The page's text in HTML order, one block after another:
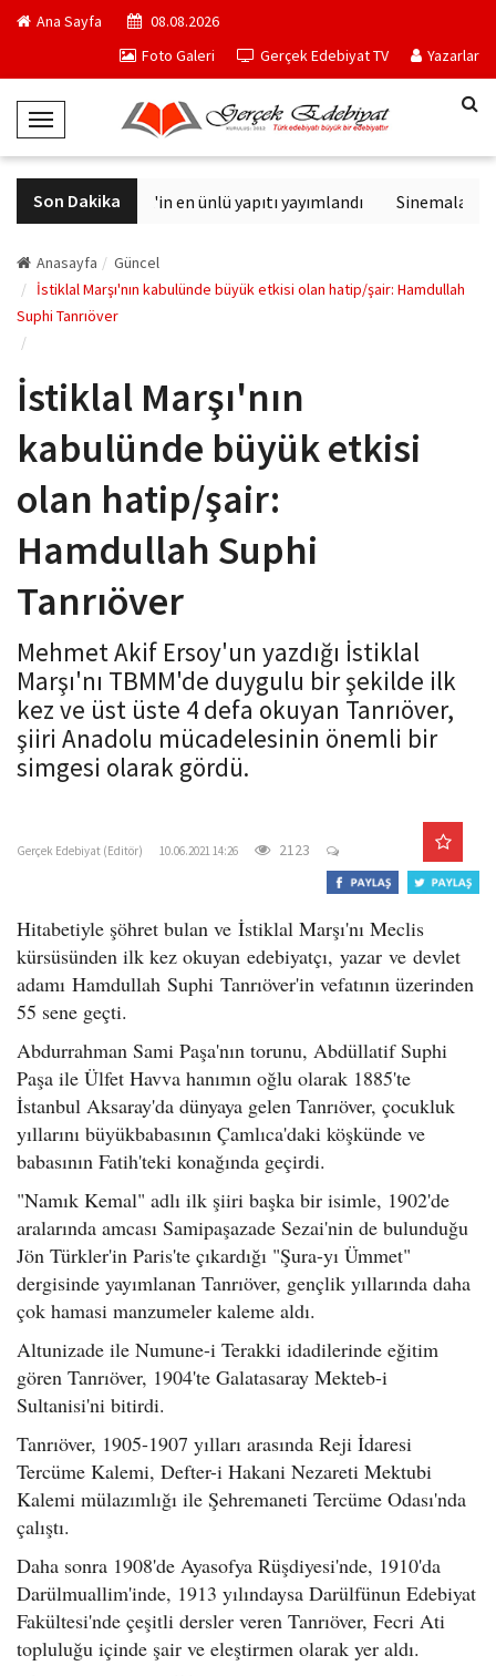
Ana Sayfa
08.08.2026
Foto Galeri
Gerçek Edebiyat TV Yazarlar
T
o
g
g
e
N
a
g
t
i
o
n
Son Dakika
Philip K. Dick'in en ünlü yapıtı yayımlandı Sinemalarda
Anasayfa
Güncel
İstiklal Marşı'nın kabulünde büyük etkisi olan hatip/şair: Hamdullah
Suphi Tanrıöver
İstiklal Marşı'nın
kabulünde büyük etkisi
olan hatip/şair:
Hamdullah Suphi
Tanrıöver
Mehmet Akif Ersoy'un yazdığı İstiklal
Marşı'nı TBMM'de duygulu bir şekilde ilk
kez ve üst üste 4 defa okuyan Tanrıöver,
şiiri Anadolu mücadelesinin önemli bir
simgesi olarak gördü.
Gerçek Edebiyat (Editör) 10.06.2021 14:26 2123
Hitabetiyle şöhret bulan ve İstiklal Marşı'nı Meclis
kürsüsünden ilk kez okuyan edebiyatçı, yazar ve devlet
adamı Hamdullah Suphi Tanrıöver'in vefatının üzerinden
55 sene geçti.
Abdurrahman Sami Paşa'nın torunu, Abdüllatif Suphi
Paşa ile Ülfet Havva hanımın oğlu olarak 1885'te
İstanbul Aksaray'da dünyaya gelen Tanrıöver, çocukluk
yıllarını büyükbabasının Çamlıca'daki köşkünde ve
babasının Fatih'teki konağında geçirdi.
"Namık Kemal" adlı ilk şiiri başka bir isimle, 1902'de
aralarında amcası Samipaşazade Sezai'nin de bulunduğu
Jön Türkler'in Paris'te çıkardığı "Şura-yı Ümmet"
dergisinde yayımlanan Tanrıöver, gençlik yıllarında daha
çok hamasi manzumeler kaleme aldı.
Altunizade ile Numune-i Terakki idadilerinde eğitim
gören Tanrıöver, 1904'te Galatasaray Mekteb-i
Sultanisi'ni bitirdi.
Tanrıöver, 1905-1907 yılları arasında Reji İdaresi
Tercüme Kalemi, Defter-i Hakani Nezareti Mektubi
Kalemi mülazımlığı ile Şehremaneti Tercüme Odası'nda
çalıştı.
Daha sonra 1908'de Ayasofya Rüşdiyesi'nde, 1910'da
Darülmuallim'inde, 1913 yılındaysa Darülfünun Edebiyat
Fakültesi'nde çeşitli dersler veren Tanrıöver, Fecri Ati
topluluğu içinde şair ve eleştirmen olarak yer aldı.